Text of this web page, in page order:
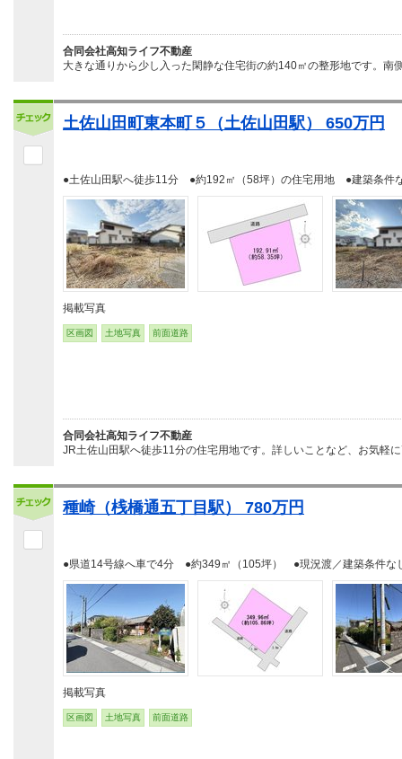
合同会社高知ライフ不動産
大きな通りから少し入った閑静な住宅街の約140㎡の整形地です。
土佐山田町東本町５（土佐山田駅） 650万円
●土佐山田駅へ徒歩11分 ●約192㎡（58坪）の住宅用地 ●建築条件
掲載写真
区画図 土地写真 前面道路
合同会社高知ライフ不動産
JR土佐山田駅へ徒歩11分の住宅用地です。詳しいことなど、お気軽
種崎（桟橋通五丁目駅） 780万円
●県道14号線へ車で4分 ●約349㎡（105坪） ●現況渡／建築条件な
掲載写真
区画図 土地写真 前面道路